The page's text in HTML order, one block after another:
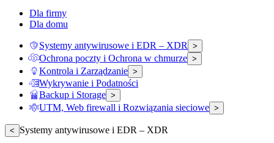
Dla firmy
Dla domu
Systemy antywirusowe i EDR – XDR >
Ochrona poczty i Ochrona w chmurze >
Kontrola i Zarządzanie >
Wykrywanie i Podatności
Backup i Storage >
UTM, Web firewall i Rozwiązania sieciowe >
< Systemy antywirusowe i EDR – XDR